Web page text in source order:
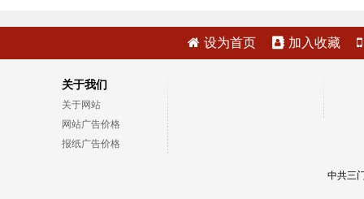
设为首页 加入收藏
关于我们
关于网站
网站广告价格
报纸广告价格
中共三